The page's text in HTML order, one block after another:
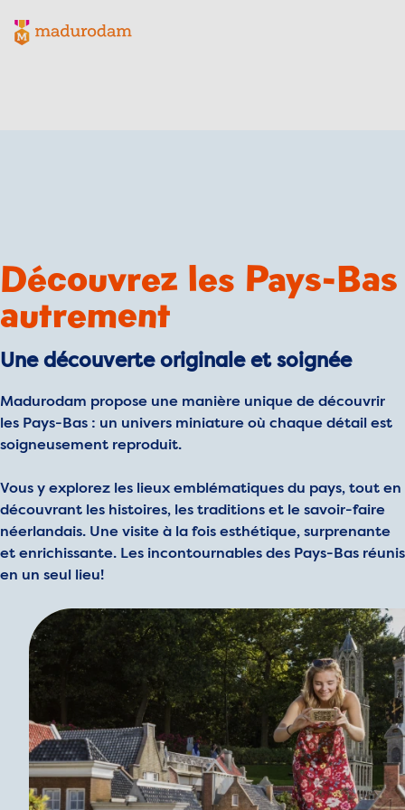
Logo Madurodam, vers la page d'accueil
Découvrez les Pays-Bas
autrement
Une découverte originale et soignée
Madurodam propose une manière unique de découvrir
les Pays-Bas : un univers miniature où chaque détail est
soigneusement reproduit.
Vous y explorez les lieux emblématiques du pays, tout en
découvrant les histoires, les traditions et le savoir-faire
néerlandais. Une visite à la fois esthétique, surprenante
et enrichissante. Les incontournables des Pays-Bas réunis
en un seul lieu!